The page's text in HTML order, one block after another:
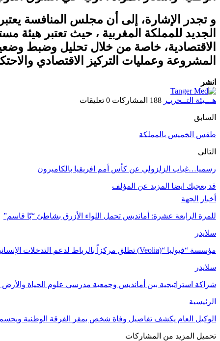
الجديد للمملكة المغربية ، حيث تعتبر
الاقتصادية، خاصة من خلال تحليل وضبط
المشروعة وعمليات التركيز الاقتصادي
انشر
هـــيئة التــحريـر 188 المشاركات 0 تعليقات
السابق
طقس الخميس بالمملكة
التالي
رسميا…غياب الزلزولي عن كأس أمم افريقيا بالكاميرون
قد يعجبك ايضا المزيد عن المؤلف
أخبار الجهة
للمرة الرابعة عشرة: أمانديس تحمل اللواء الأزرق بشاطئ “بّا قاسم”
سلايدر
مؤسسة “فيوليا “(Veolia) تطلق مركزاً بالرباط لدعم التدخلات الإنسانية في…
سلايدر
شراكة استراتيجية بين أمانديس وجمعية مدرسي علوم الحياة والأرض
الرئيسية
الوكيل العام يكشف تفاصيل وفاة شخص بمقر الفرقة الوطنية
تحميل المزيد من المشاركات